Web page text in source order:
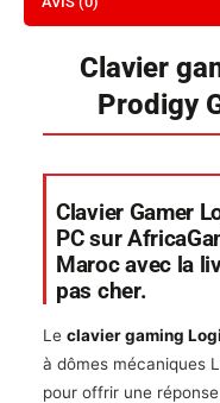
Clavier
Prodigy
Clavier Gamer
PC sur
Maroc avec la
pas cher.
Le clavier gaming
à dômes mécaniques
pour offrir une